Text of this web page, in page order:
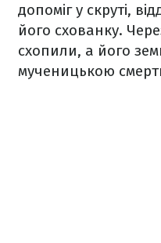
допоміг у скруті,
його схованку.
схопили, а його
мученицькою